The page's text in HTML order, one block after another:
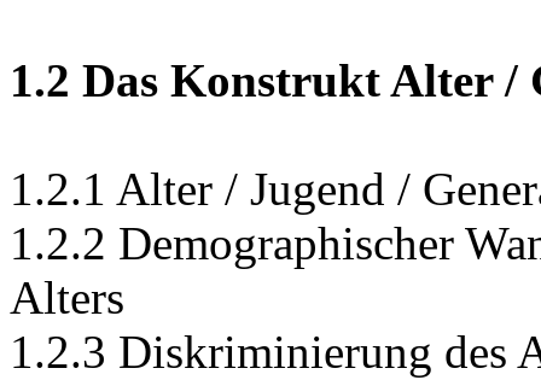
1.2 Das Konstrukt Alter /
1.2.1 Alter / Jugend /
1.2.2 Demographischer
Alters
1.2.3 Diskriminierung des